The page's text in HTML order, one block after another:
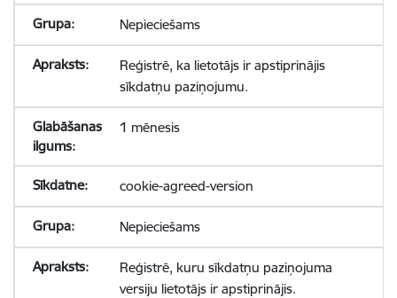
Nepieciešams
Reģistrē, ka lietotājs ir apstiprinājis
sīkdatņu paziņojumu.
1 mēnesis
cookie-agreed-version
Nepieciešams
Reģistrē, kuru sīkdatņu paziņojuma
versiju lietotājs ir apstiprinājis.